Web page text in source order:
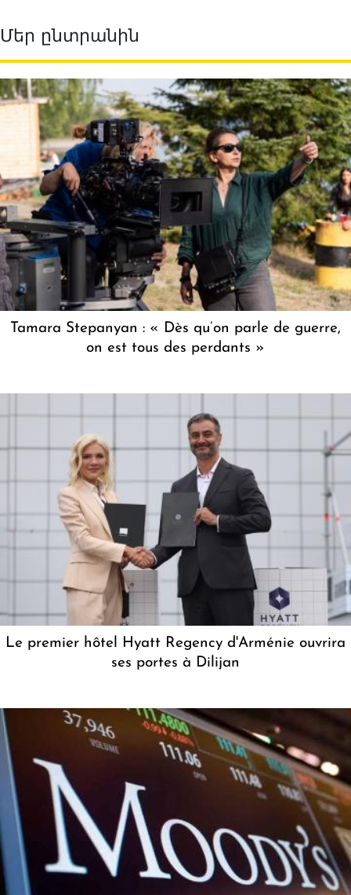
Մեր ընտրանին
Tamara Stepanyan : « Dès qu’on parle de guerre,
on est tous des perdants »
Le premier hôtel Hyatt Regency d'Arménie ouvrira
ses portes à Dilijan